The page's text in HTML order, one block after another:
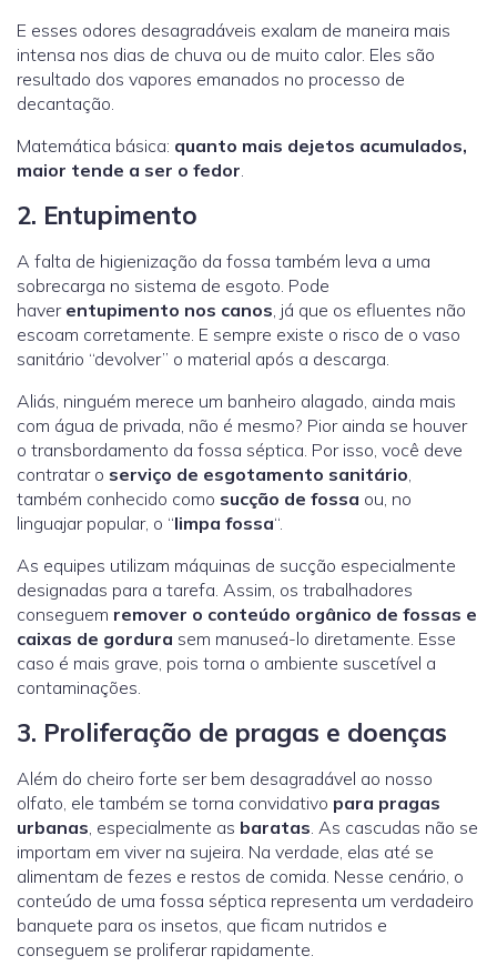
E esses odores desagradáveis exalam de maneira mais
intensa nos dias de chuva ou de muito calor. Eles são
resultado dos vapores emanados no processo de
decantação.
Matemática básica: quanto mais dejetos acumulados,
maior tende a ser o fedor
2. Entupimento
A falta de higienização da fossa também leva a uma
sobrecarga no sistema de esgoto. Pode
haver entupimento nos canos , já que os efluentes não
escoam corretamente. E sempre existe o risco de o vaso
sanitário “devolver” o material após a descarga.
Aliás, ninguém merece um banheiro alagado, ainda mais
com água de privada, não é mesmo? Pior ainda se houver
o transbordamento da fossa séptica. Por isso, você deve
contratar o serviço de esgotamento sanitário
também conhecido como sucção de fossa ou, no
linguajar popular, o “limpa fossa“.
As equipes utilizam máquinas de sucção especialmente
designadas para a tarefa. Assim, os trabalhadores
conseguem remover o conteúdo orgânico de fossas e
caixas de gordura sem manuseá-lo diretamente. Esse
caso é mais grave, pois torna o ambiente suscetível a
contaminações.
3. Proliferação de pragas e doenças
Além do cheiro forte ser bem desagradável ao nosso
olfato, ele também se torna convidativo para pragas
urbanas , especialmente as baratas . As cascudas não se
importam em viver na sujeira. Na verdade, elas até se
alimentam de fezes e restos de comida. Nesse cenário, o
conteúdo de uma fossa séptica representa um verdadeiro
banquete para os insetos, que ficam nutridos e
conseguem se proliferar rapidamente.